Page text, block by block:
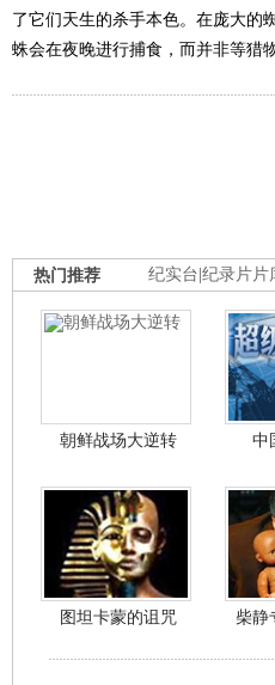
了它们天生的杀手本色。在庞大的
蛛会在夜晚进行捕食，而并非等猎
纪实台 纪录片片
热门推荐
朝鲜战场大逆转 中
图坦卡蒙的诅咒 柴静